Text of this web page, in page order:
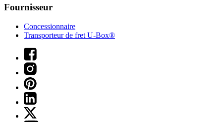
Fournisseur
Concessionnaire
Transporteur de fret U-Box®